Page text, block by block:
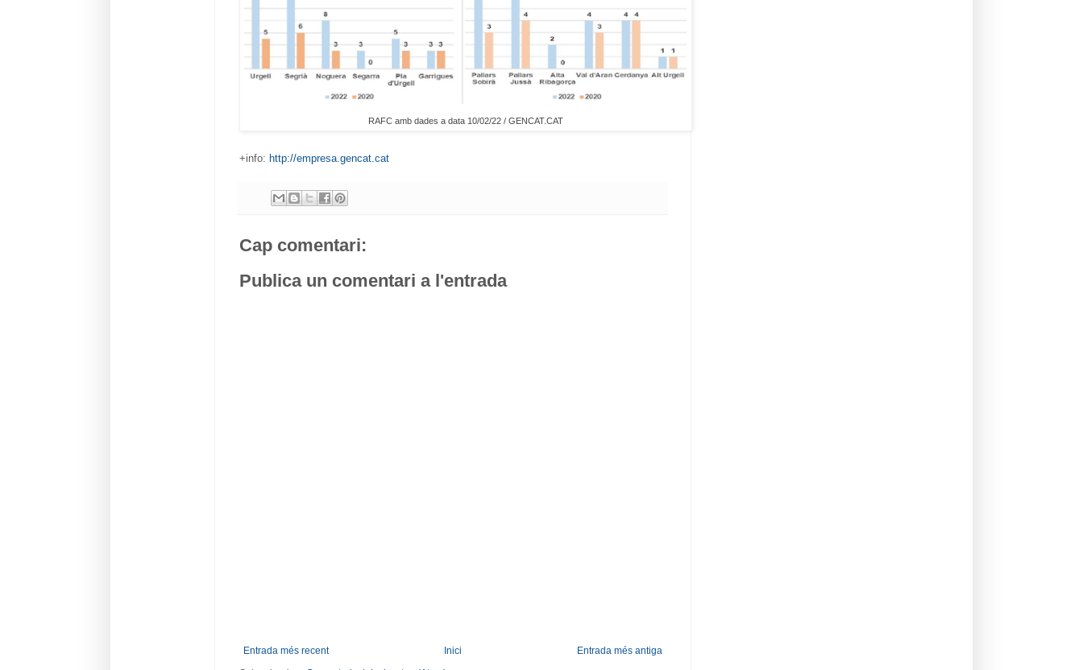
RAFC amb dades a data 10/02/22 / GENCAT.CAT
+info: http://empresa.gencat.cat
Cap comentari:
Publica un comentari a l'entrada
Entrada més recent Entrada més antiga
Inici